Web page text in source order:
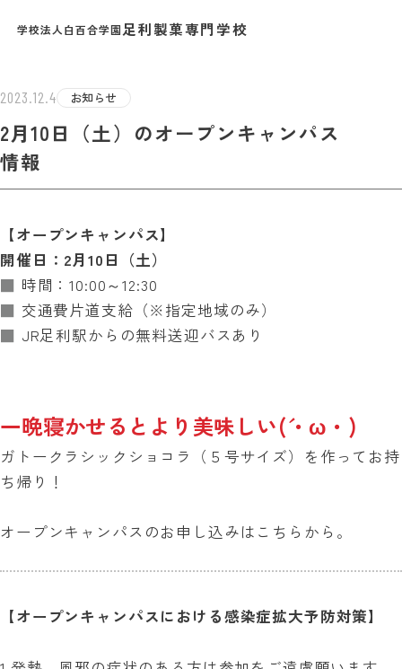
学校法人白百合学園足利製菓専門学校
2023.12.4 お知らせ
2月10日（土）のオープンキャンパス
情報
【オープンキャンパス】
開催日：2月10日（土）
■ 時間：10:00～12:30
■ 交通費片道支給（※指定地域のみ）
■ JR足利駅からの無料送迎バスあり
一晩寝かせるとより美味しい(´・ω・)
ガトークラシックショコラ（５号サイズ）を作ってお持
ち帰り！
オープンキャンパスのお申し込みは こちら から。
【オープンキャンパスにおける感染症拡大予防対策】